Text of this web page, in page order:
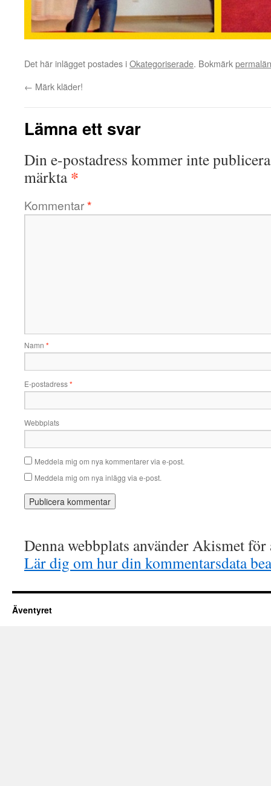
Det här inlägget postades iOkategoriserade. Bokmärk
← Märk kläder!
Lämna ett svar
Din e-postadress kommer inte
märkta*
Kommentar*
Namn *
E-postadress*
Webbplats
Meddela mig om nya kommentarer via e-post.
Meddela mig om nya inlägg via e-post.
Denna webbplats använder Akismet
Lär dig om hur din kommentarsdata
Äventyret